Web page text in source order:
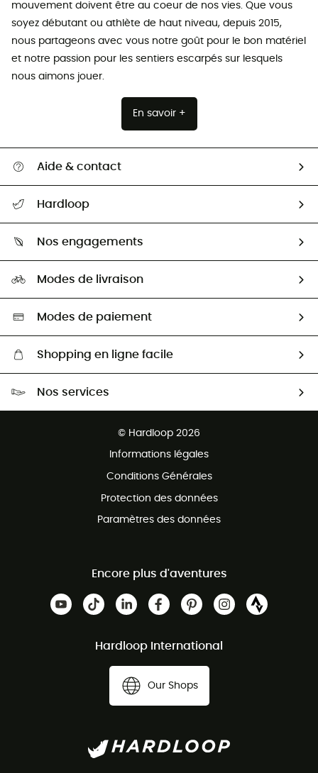
mouvement doivent être au coeur de nos vies. Que vous
soyez débutant ou athlète de haut niveau, depuis 2015,
nous partageons avec vous notre goût pour le bon matériel
et notre passion pour les sentiers escarpés sur lesquels
nous aimons jouer.
En savoir +
Aide & contact
Retour & remboursement
Guide des tailles
Seconde Main
Aide & Contact
Hardloop
HardGuides
Nos engagements
Sélection éco-responsable
Modes de livraison
Modes de paiement
Shopping en ligne facile
Nos services
© Hardloop 2026
Informations légales
Conditions Générales
Protection des données
Paramètres des données
Encore plus d'aventures
Hardloop International
Our Shops